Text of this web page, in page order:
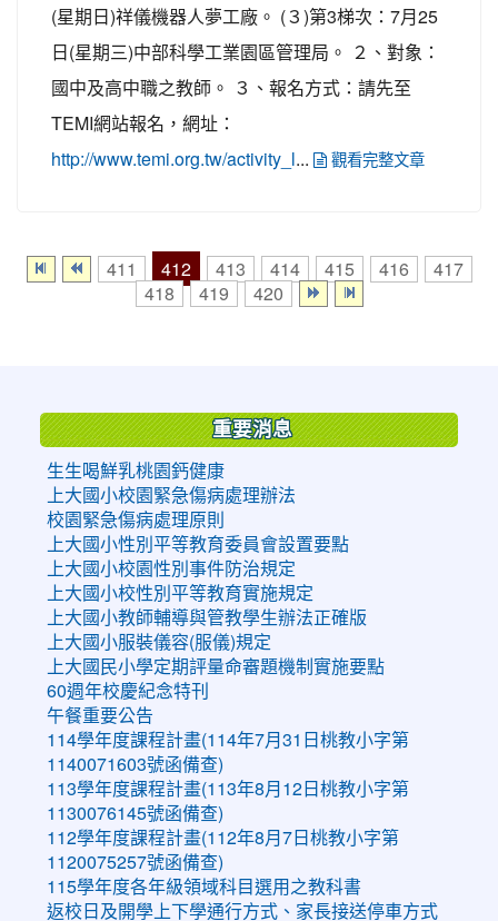
(星期日)祥儀機器人夢工廠。 (３)第3梯次：7月25
日(星期三)中部科學工業園區管理局。 ２、對象：
國中及高中職之教師。 ３、報名方式：請先至
TEMI網站報名，網址：
http://www.temi.org.tw/activity_l ... 觀看完整文章
411 412 413 414 415 416
417
418
419 420
重要消息
生生喝鮮乳桃園鈣健康
上大國小校園緊急傷病處理辦法
校園緊急傷病處理原則
上大國小性別平等教育委員會設置要點
上大國小校園性別事件防治規定
上大國小校性別平等教育實施規定
上大國小教師輔導與管教學生辦法正確版
上大國小服裝儀容(服儀)規定
上大國民小學定期評量命審題機制實施要點
60週年校慶紀念特刊
午餐重要公告
114學年度課程計畫(114年7月31日桃教小字第
1140071603號函備查)
113學年度課程計畫(113年8月12日桃教小字第
1130076145號函備查)
112學年度課程計畫(112年8月7日桃教小字第
1120075257號函備查)
115學年度各年級領域科目選用之教科書
返校日及開學上下學通行方式、家長接送停車方式